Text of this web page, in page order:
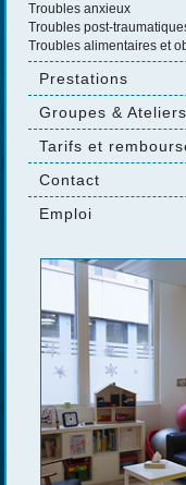
Troubles anxieux
Troubles post-
Troubles alimentaires et
Prestations
Groupes & Ateliers
Tarifs et
Contact
Emploi